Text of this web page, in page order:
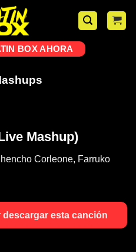
BOX AHORA
Mashup)
Corleone, Farruko
esta canción